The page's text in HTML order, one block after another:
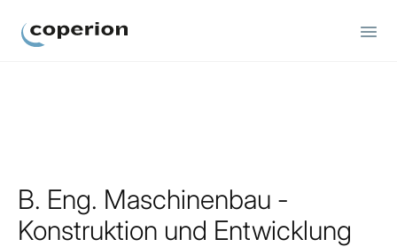
B. Eng. Maschinenbau -
Konstruktion und Entwicklung